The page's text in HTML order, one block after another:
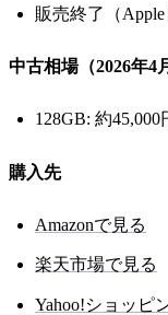
販売終了（Apple
中古相場（2026年4
128GB: 約
購入先
Amazonで見る
楽天市場で見る
Yahoo!ショッピ